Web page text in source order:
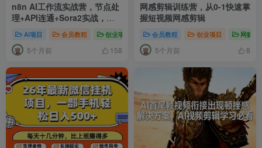
n8n AI工作流实战营，节点处
理+API连通+Sora2实战，掌
握自动化核心月薪涨2万
AI项目 会员教程 创业项目 # AI Agent开发 # n8n工作流 # AI自
5个月前 158
网感剪辑训练营，从0-1快速掌
握短视频网感剪辑
会员教程 创业项目 网赚项
5个月前 8